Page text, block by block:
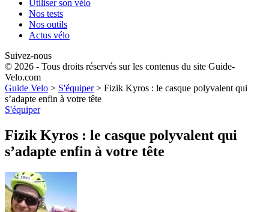
Utiliser son vélo
Nos tests
Nos outils
Actus vélo
Suivez-nous
© 2026 - Tous droits réservés sur les contenus du site Guide-
Velo.com
Guide Velo > S'équiper> Fizik Kyros : le casque polyvalent qui
s’adapte enfin à votre tête
S'équiper
Fizik Kyros : le casque polyvalent qui
s’adapte enfin à votre tête